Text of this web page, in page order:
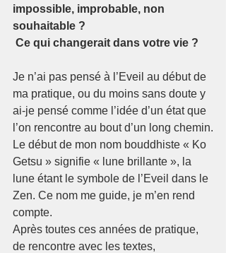
impossible, improbable, non
souhaitable ?
Ce qui changerait dans votre vie ?
Je n’ai pas pensé à l’Eveil au début de
ma pratique, ou du moins sans doute y
ai-je pensé comme l’idée d’un état que
l’on rencontre au bout d’un long chemin.
Le début de mon nom bouddhiste « Ko
Getsu » signifie « lune brillante », la
lune étant le symbole de l’Eveil dans le
Zen. Ce nom me guide, je m’en rend
compte.
Après toutes ces années de pratique,
de rencontre avec les textes,